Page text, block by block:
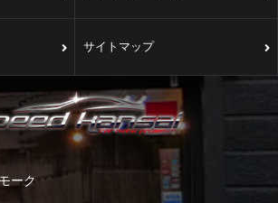
サイトマップ
ーク